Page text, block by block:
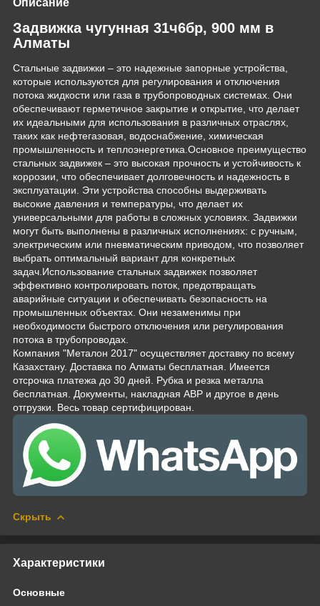
Задвижка чугунная 31ч6бр, 900 мм в
Алматы
Стальные задвижки – это надежные запорные устройства,
которые используются для регулирования и отключения
потока жидкости или газа в трубопроводных системах. Они
обеспечивают герметичное закрытие и открытие, что делает
их идеальными для использования в различных отраслях,
таких как нефтегазовая, водоснабжение, химическая
промышленность и теплоэнергетика.Основное преимущество
стальных задвижек – это высокая прочность и устойчивость к
коррозии, что обеспечивает долговечность и надежность в
эксплуатации. Эти устройства способны выдерживать
высокие давления и температуры, что делает их
универсальными для работы в сложных условиях. Задвижки
могут быть выполнены в различных исполнениях: с ручным,
электрическим или пневматическим приводом, что позволяет
выбрать оптимальный вариант для конкретных
задач.Использование стальных задвижек позволяет
эффективно контролировать поток, предотвращать
аварийные ситуации и обеспечивать безопасность на
промышленных объектах. Они незаменимы при
необходимости быстрого отключения или регулирования
потока в трубопроводах.
Компания "Металон 2017" осуществляет доставку по всему
Казахстану. Доставка по Алматы бесплатная. Имеется
отсрочка платежа до 30 дней. Рубка и резка металла
бесплатная. Документы, накладная АВР и другое в день
отгрузки. Весь товар сертифицирован.
Скрыть
Характеристики
Основные